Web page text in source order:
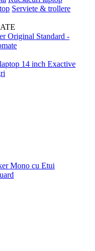
Serviete & trollere
Original Standard -
14 inch Exactive
Mono cu Etui